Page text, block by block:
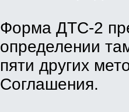
Форма ДТС-2
определении
пяти других
Соглашения.